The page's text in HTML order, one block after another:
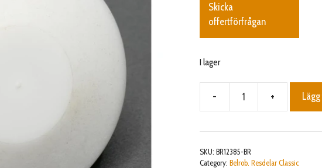
Skicka
offertförfrågan
I lager
-
disk
plastic
end
+
SKU: BR12385-BR
Category: Belrob. Resdelar Classic